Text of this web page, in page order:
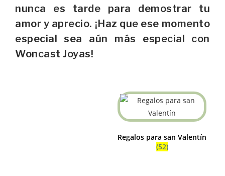
nunca es tarde para demostrar tu
amor y aprecio. ¡Haz que ese momento
especial sea aún más especial con
Woncast Joyas!
Regalos para san Valentín
(52)